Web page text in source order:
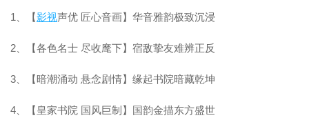
1、【影视声优 匠心音画】华音雅韵极致沉浸
2、【各色名士 尽收麾下】宿敌挚友难辨正反
3、【暗潮涌动 悬念剧情】缘起书院暗藏乾坤
4、【皇家书院 国风巨制】国韵金描东方盛世